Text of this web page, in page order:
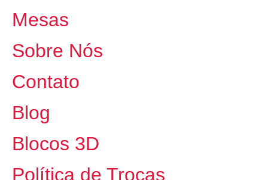
Mesas
Sobre Nós
Contato
Blog
Blocos 3D
Política de Trocas